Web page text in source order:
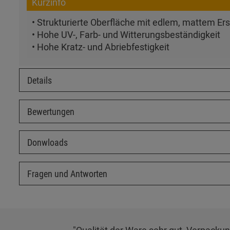
• Strukturierte Oberfläche mit edlem, mattem
• Hohe UV-, Farb- und Witterungsbeständigkeit
• Hohe Kratz- und Abriebfestigkeit
Details
Bewertungen
Donwloads
Fragen und Antworten